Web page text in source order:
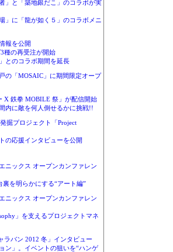
」と「築地銀だこ」のコラボが実
」に「龍が如く５」のコラボメニ
報を公開
種の再受注が開始
とのコラボ期間を延長
の「MOSAIC」に期間限定オープ
X 鉄拳 MOBILE 祭」が配信開始
内に敵を何人倒せるかに挑戦!!
掘プロジェクト「Project
の応援インタビューを公開
ニックス オープンカンファレン
裏を明らかにする“アート編”
ニックス オープンカンファレン
」を支えるプロジェクトマネ
ラバン 2012 冬」インタビュー
ン」。イベントの狙いを“ハンゲ